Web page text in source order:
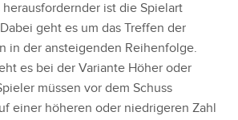
ist die Spielart
geht es um das Treffen der
in der ansteigenden Reihenfolge.
es bei der Variante Höher oder
müssen vor dem Schuss
einer höheren oder niedrigeren Zahl